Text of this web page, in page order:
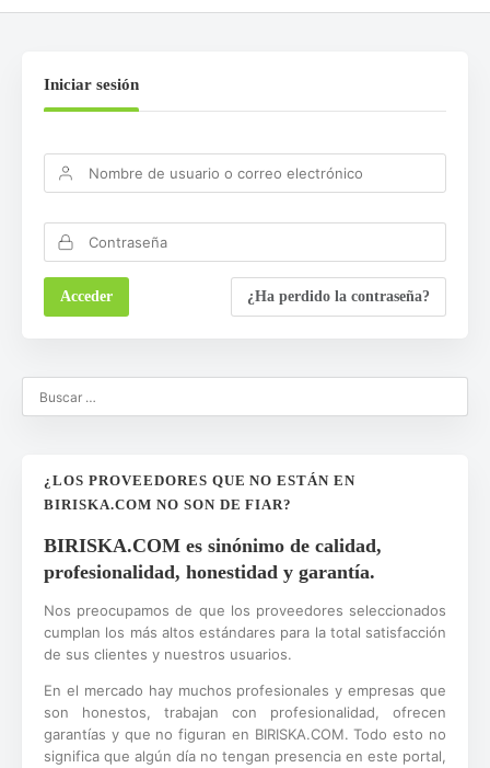
Iniciar sesión
¿Ha perdido la contraseña?
¿LOS PROVEEDORES QUE NO ESTÁN EN
BIRISKA.COM NO SON DE FIAR?
BIRISKA.COM es sinónimo de calidad,
profesionalidad, honestidad y garantía.
Nos preocupamos de que los proveedores seleccionados
cumplan los más altos estándares para la total satisfacción
de sus clientes y nuestros usuarios.
En el mercado hay muchos profesionales y empresas que
son honestos, trabajan con profesionalidad, ofrecen
garantías y que no figuran en BIRISKA.COM. Todo esto no
significa que algún día no tengan presencia en este portal,